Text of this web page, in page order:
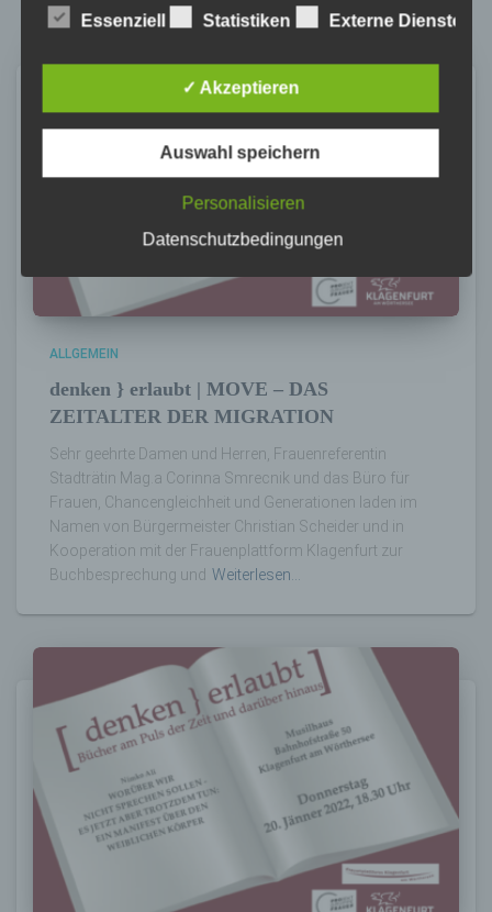
ALLGEMEIN
denken } erlaubt | MOVE – DAS
ZEITALTER DER MIGRATION
Sehr geehrte Damen und Herren, Frauenreferentin
Stadträtin Mag.a Corinna Smrecnik und das Büro für
Frauen, Chancengleichheit und Generationen laden im
Namen von Bürgermeister Christian Scheider und in
Kooperation mit der Frauenplattform Klagenfurt zur
Buchbesprechung und Weiterlesen…
b) betroffene Person
Betroffene Person ist jede identifizierte oder
identifizierbare natürliche Person, deren
personenbezogene Daten von dem für die
Verarbeitung Verantwortlichen verarbeitet
c) Verarbeitung
Vorgang oder jede solche Vorgangsreihe im
Zusammenhang mit personenbezogenen
Organisation, das Ordnen, die Speicherung,
die Anpassung oder Veränderung, das
Auslesen, das Abfragen, die Verwendung,
die Offenlegung durch Übermittlung,
Verbreitung oder eine andere Form der
Bereitstellung, den Abgleich oder die
Verknüpfung, die Einschränkung, das
d) Einschränkung der Verarbeitung
Einschränkung der Verarbeitung ist die
Markierung gespeicherter
personenbezogener Daten mit dem Ziel, ihre
künftige Verarbeitung einzuschränken.
Essenziell Statistiken Externe Dienste
✓ Akzeptieren
Auswahl speichern
Personalisieren
Datenschutzbedingungen